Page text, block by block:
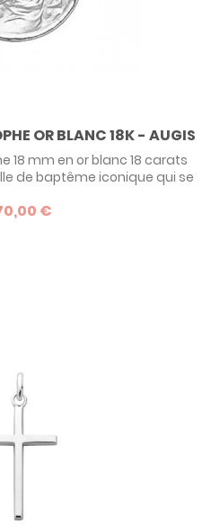
OR BLANC 18K - AUGIS
18 mm en or blanc 18 carats
de baptême iconique qui se
€